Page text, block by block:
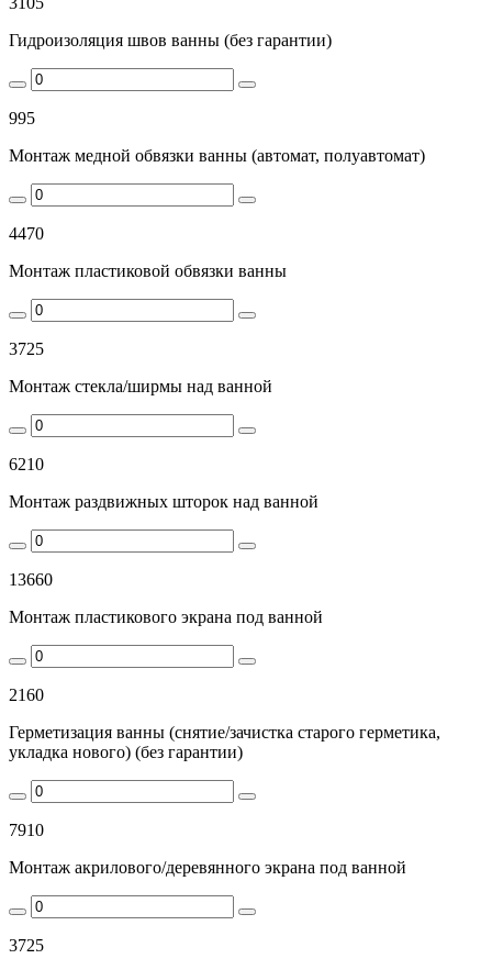
Гидроизоляция швов ванны (без гарантии)
995
Монтаж медной обвязки ванны (автомат, полуавтомат)
4470
Монтаж пластиковой обвязки ванны
3725
Монтаж стекла/ширмы над ванной
6210
Монтаж раздвижных шторок над ванной
13660
Монтаж пластикового экрана под ванной
2160
Герметизация ванны (снятие/зачистка старого герметика,
укладка нового) (без гарантии)
7910
Монтаж акрилового/деревянного экрана под ванной
3725